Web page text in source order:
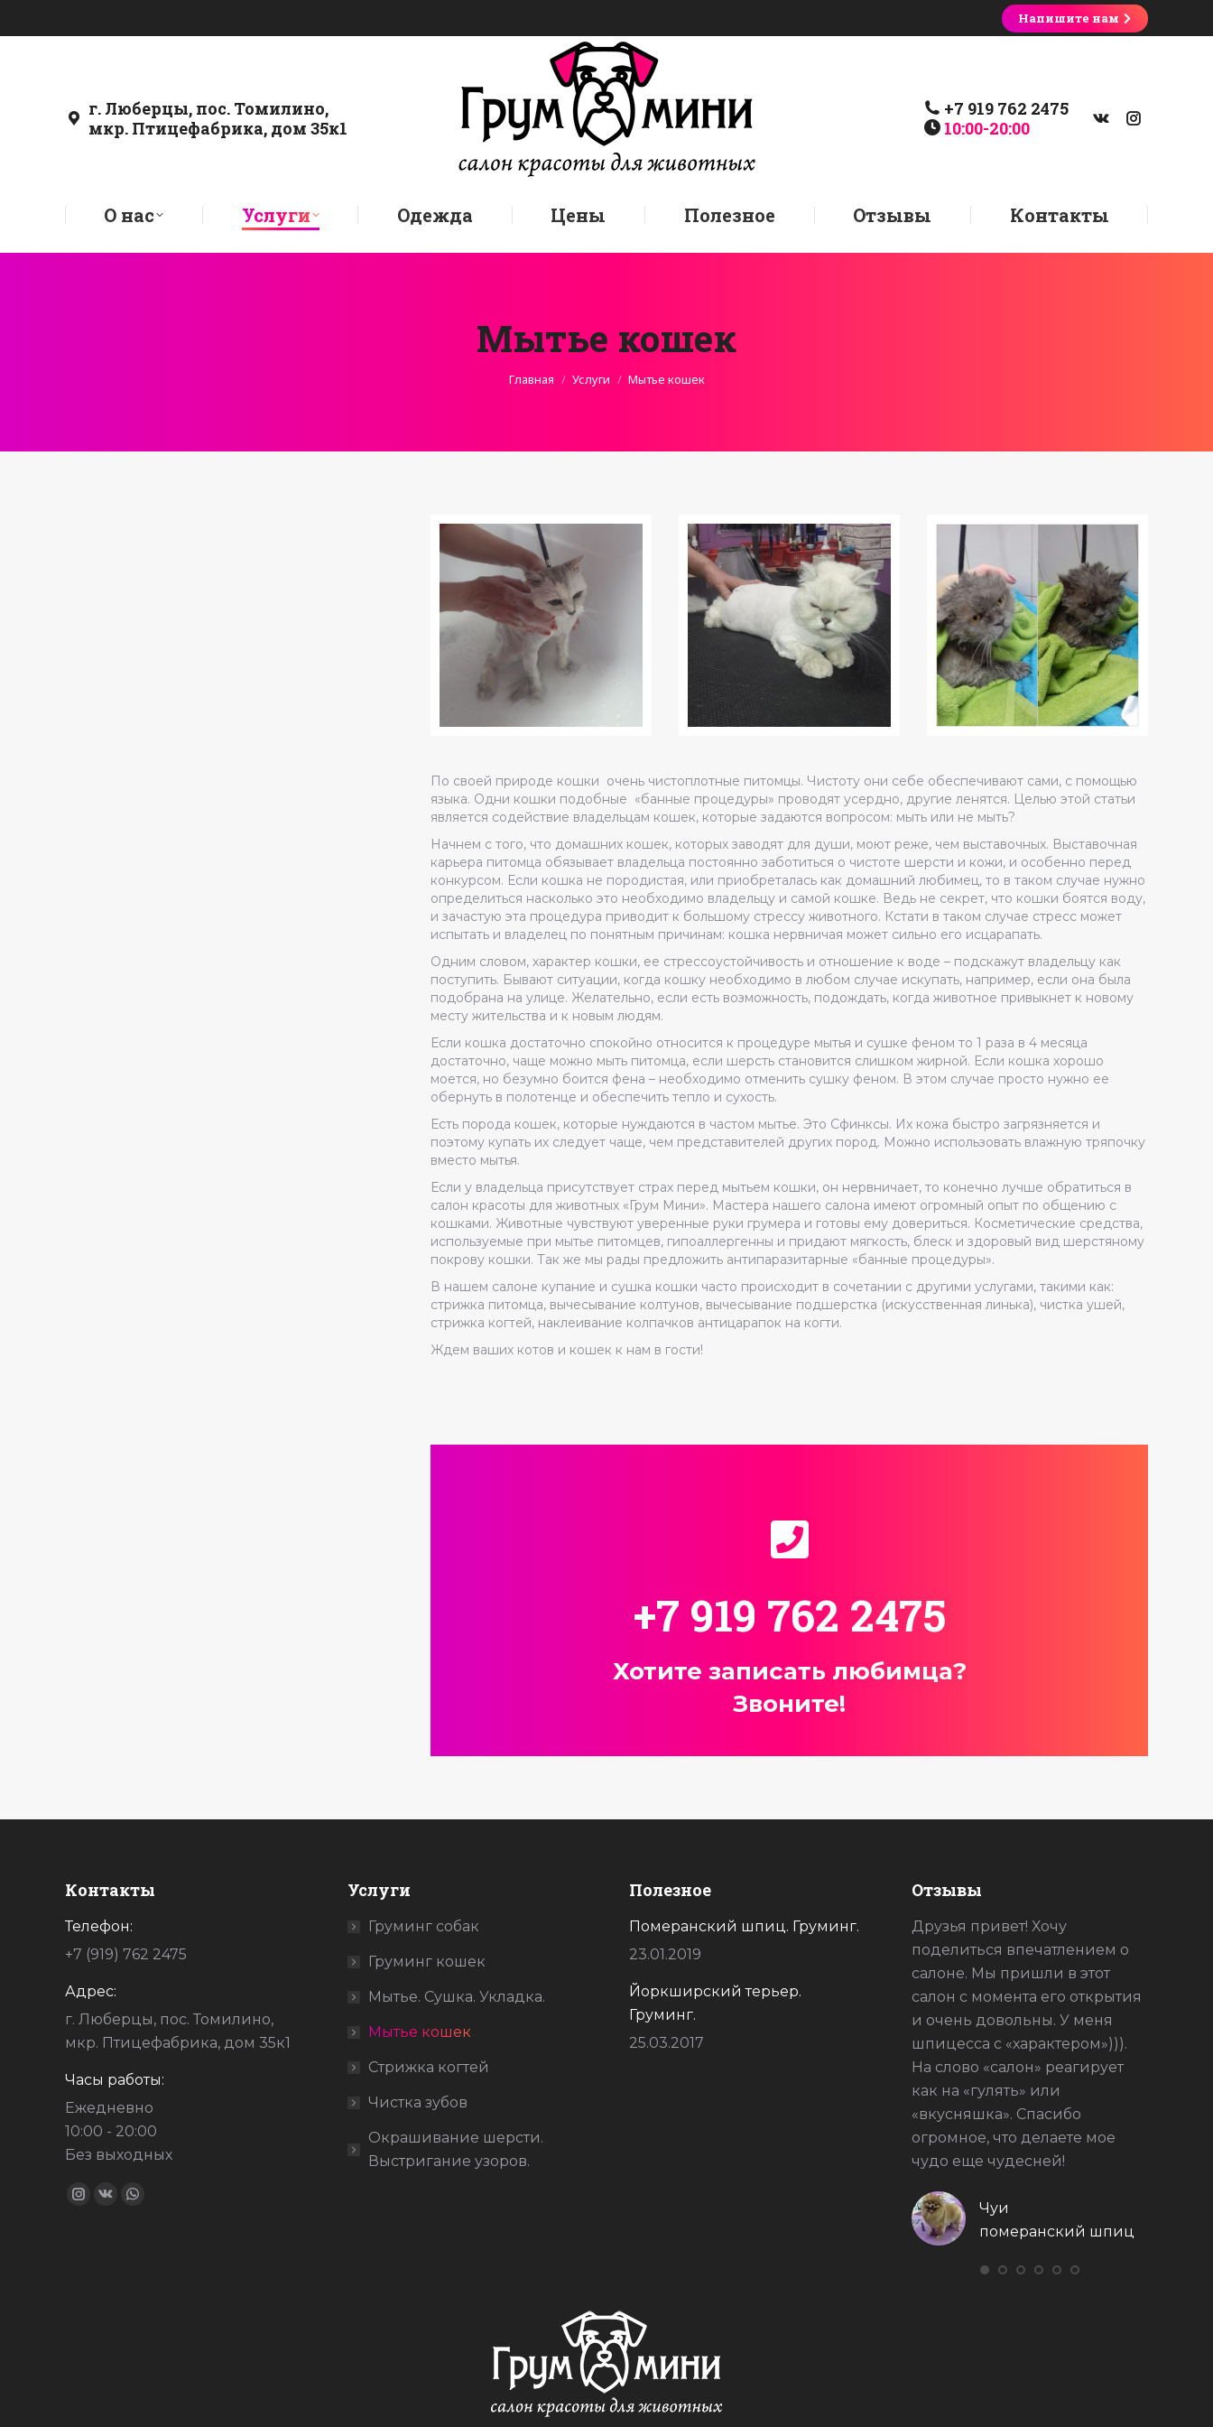
Напишите нам
г. Люберцы, пос. Томилино,
мкр. Птицефабрика, дом 35к1
+7 919 762 2475
10:00-20:00
О нас Услуги Одежда Цены Полезное Отзывы Контакты
Мытье кошек
Главная Услуги Мытье кошек
По своей природе кошки очень чистоплотные питомцы. Чистоту они себе обеспечивают сами, с помощью
языка. Одни кошки подобные «банные процедуры» проводят усердно, другие ленятся. Целью этой статьи
является содействие владельцам кошек, которые задаются вопросом: мыть или не мыть?
Начнем с того, что домашних кошек, которых заводят для души, моют реже, чем выставочных. Выставочная
карьера питомца обязывает владельца постоянно заботиться о чистоте шерсти и кожи, и особенно перед
конкурсом. Если кошка не породистая, или приобреталась как домашний любимец, то в таком случае нужно
определиться насколько это необходимо владельцу и самой кошке. Ведь не секрет, что кошки боятся воду,
и зачастую эта процедура приводит к большому стрессу животного. Кстати в таком случае стресс может
испытать и владелец по понятным причинам: кошка нервничая может сильно его исцарапать.
Одним словом, характер кошки, ее стрессоустойчивость и отношение к воде – подскажут владельцу как
поступить. Бывают ситуации, когда кошку необходимо в любом случае искупать, например, если она была
подобрана на улице. Желательно, если есть возможность, подождать, когда животное привыкнет к новому
месту жительства и к новым людям.
Если кошка достаточно спокойно относится к процедуре мытья и сушке феном то 1 раза в 4 месяца
достаточно, чаще можно мыть питомца, если шерсть становится слишком жирной. Если кошка хорошо
моется, но безумно боится фена – необходимо отменить сушку феном. В этом случае просто нужно ее
обернуть в полотенце и обеспечить тепло и сухость.
Есть порода кошек, которые нуждаются в частом мытье. Это Сфинксы. Их кожа быстро загрязняется и
поэтому купать их следует чаще, чем представителей других пород. Можно использовать влажную тряпочку
вместо мытья.
Если у владельца присутствует страх перед мытьем кошки, он нервничает, то конечно лучше обратиться в
салон красоты для животных «Грум Мини». Мастера нашего салона имеют огромный опыт по общению с
кошками. Животные чувствуют уверенные руки грумера и готовы ему довериться. Косметические средства,
используемые при мытье питомцев, гипоаллергенны и придают мягкость, блеск и здоровый вид шерстяному
покрову кошки. Так же мы рады предложить антипаразитарные «банные процедуры».
В нашем салоне купание и сушка кошки часто происходит в сочетании с другими услугами, такими как:
стрижка питомца, вычесывание колтунов, вычесывание подшерстка (искусственная линька), чистка ушей,
стрижка когтей, наклеивание колпачков антицарапок на когти.
Ждем ваших котов и кошек к нам в гости!
+7 919 762 2475
Хотите записать любимца?
Звоните!
Контакты
Телефон:
+7 (919) 762 2475
Адрес:
г. Люберцы, пос. Томилино,
мкр. Птицефабрика, дом 35к1
Часы работы:
Ежедневно
10:00 - 20:00
Без выходных
Ищите нас:
СтраницаСтраница
Страница
Услуги
Груминг собак
Груминг кошек
Мытье. Сушка. Укладка.
Мытье кошек
Стрижка когтей
Чистка зубов
Окрашивание шерсти.
Выстригание узоров.
Полезное
Померанский шпиц. Груминг.
23.01.2019
Йоркширский терьер.
Груминг.
25.03.2017
Отзывы
йоркширский терьер
Спасибо вам большое за ваши
золотые ручки!. Не узнала
приабражение
Спасибо большущее за
нашего красавчика! Как
Друзья привет! Хочу
поделиться впечатлением о
салоне. Мы пришли в этот
салон с момента его открытия
и очень довольны. У меня
шпицесса с «характером»))).
На слово «салон» реагирует
как на «гулять» или
«вкусняшка». Спасибо
огромное, что делаете мое
чудо еще чудесней!
Чуи
померанский шпиц